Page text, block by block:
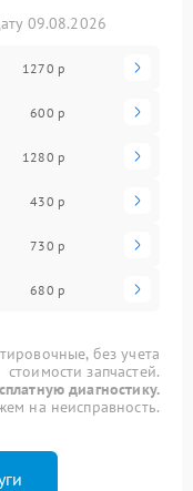
09.08.2026
1270 р
600 р
1280 р
430 р
730 р
680 р
без учета
стоимости запчастей.
диагностику.
на неисправность.